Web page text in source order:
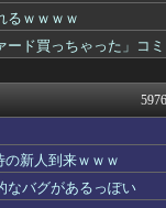
声が流...
わん
コンテ
ああ言
漫画
へん
1.2...
わん
化！」...
漫画ま
るｗｗｗｗ
ド買っちゃった」コ
の新人到来ｗｗｗ
なバグがあるっぽい